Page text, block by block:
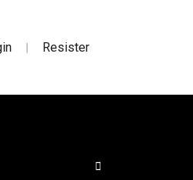
| Resister